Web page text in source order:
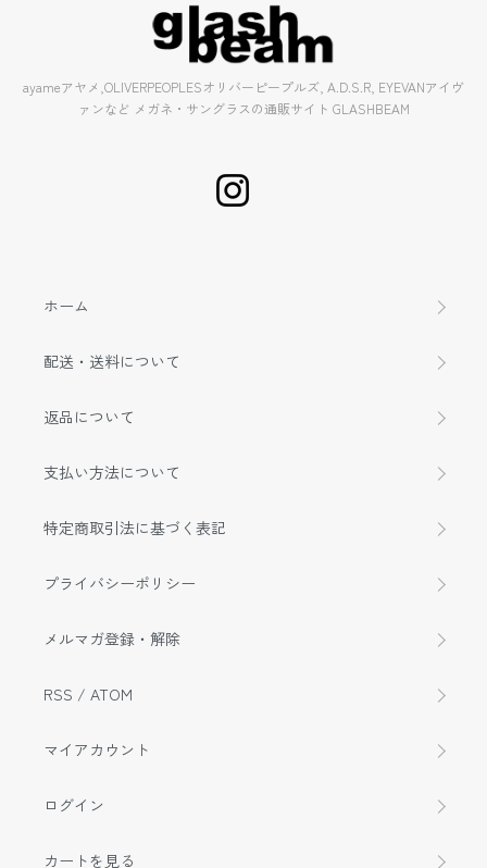
ayameアヤメ,OLIVERPEOPLESオリバーピープルズ, A.D.S.R, EYEVANアイヴ
ァンなど メガネ・サングラスの通販サイト GLASHBEAM
ホーム
配送・送料について
返品について
支払い方法について
特定商取引法に基づく表記
プライバシーポリシー
メルマガ登録・解除
RSS / ATOM
マイアカウント
ログイン
カートを見る